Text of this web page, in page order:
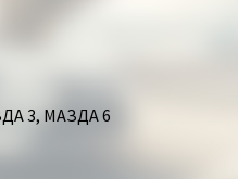
3, МАЗДА 6